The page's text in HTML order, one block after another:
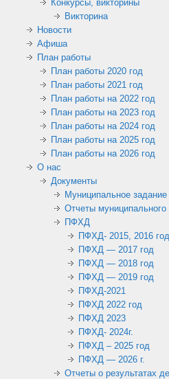
Конкурсы, викторины
Викторина
Новости
Афиша
План работы
План работы 2020 год
План работы 2021 год
План работы на 2022 год
План работы на 2023 год
План работы на 2024 год
План работы на 2025 год
План работы на 2026 год
О нас
Документы
Муниципальное задание
Отчеты муниципального
ПФХД
ПФХД- 2015, 2016 год
ПФХД — 2017 год
ПФХД — 2018 год
ПФХД — 2019 год
ПФХД-2021
ПФХД 2022 год
ПФХД 2023
ПФХД- 2024г.
ПФХД – 2025 год
ПФХД — 2026 г.
Отчеты о результатах